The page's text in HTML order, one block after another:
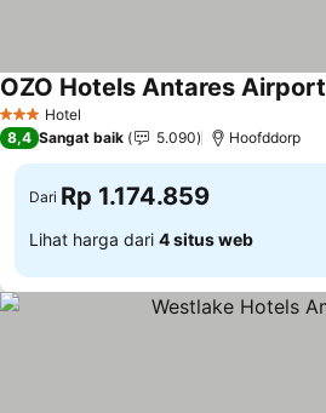
3 BintangHotel
OZO Hotels Antares Airport
8,4 Sangat baik 5.090 Hoofddorp
Dari Rp 1.174.859
Lihat harga dari 4 situs web